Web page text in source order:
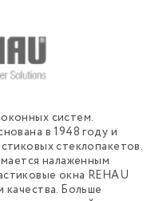
систем.
в 1948 году и
стеклопакетов.
налаженным
окна REHAU
качества. Больше